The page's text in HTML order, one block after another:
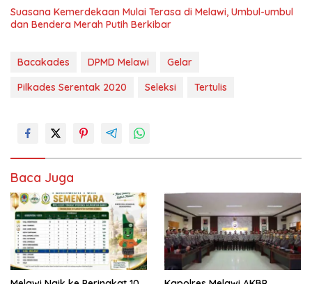
Suasana Kemerdekaan Mulai Terasa di Melawi, Umbul-umbul
dan Bendera Merah Putih Berkibar
Bacakades DPMD Melawi
Gelar
Pilkades Serentak 2020
Seleksi Tertulis
Baca Juga